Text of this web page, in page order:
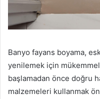
Banyo fayans boyama,
yenilemek için
başlamadan önce doğru
malzemeleri kullanmak